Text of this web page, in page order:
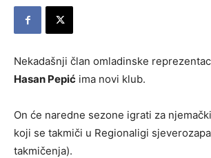
Nekadašnji član omladinske
Hasan Pepić ima novi klub.
On će naredne sezone igrati za
koji se takmiči u Regionaligi
takmičenja).